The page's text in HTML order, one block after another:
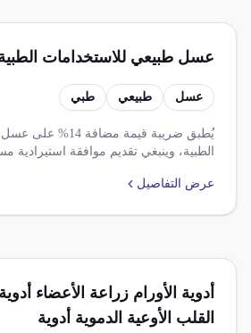
عسل طبيعي للاستخدامات
عسل طبيعي طبي
يُطبق ضريبة قيمة
الطبية، وينبغي تقديم موافقة استيرادية
عرض التفاصيل
أدوية الأورام زراعة الأعضاء أدوية
القلب الأوعية الدموية أدوية